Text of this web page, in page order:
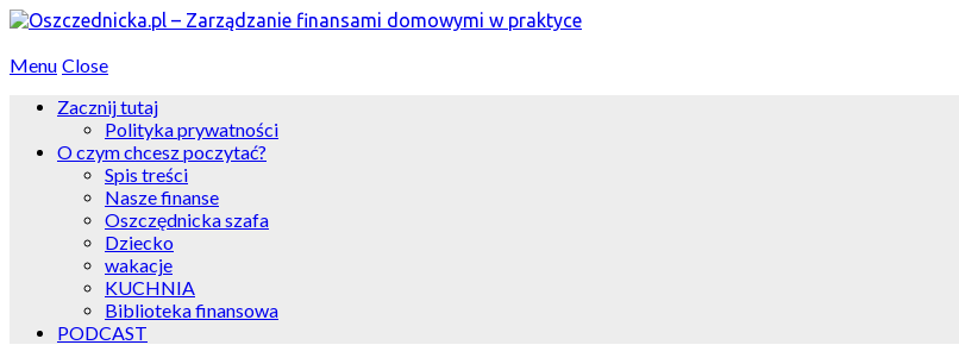
Menu Close
Zacznij tutaj
Polityka prywatności
O czym chcesz poczytać?
Spis treści
Nasze finanse
Oszczędnicka szafa
Dziecko
wakacje
KUCHNIA
Biblioteka finansowa
PODCAST